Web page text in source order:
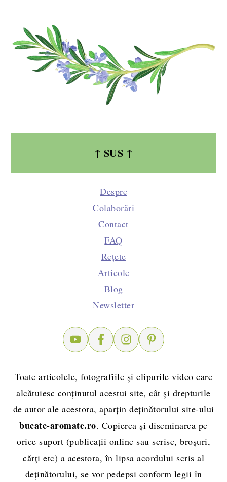
↑ SUS ↑
Despre
Colaborări
Contact
FAQ
Rețete
Articole
Blog
Newsletter
Toate articolele, fotografiile și clipurile video care
alcătuiesc conținutul acestui site, cât și drepturile
de autor ale acestora, aparțin deținătorului site-ului
bucate-aromate.ro. Copierea și diseminarea pe
orice suport (publicații online sau scrise, broșuri,
cărți etc) a acestora, în lipsa acordului scris al
deținătorului, se vor pedepsi conform legii în